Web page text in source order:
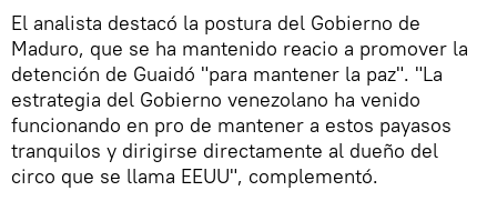
El analista destacó la postura del Gobierno de
Maduro, que se ha mantenido reacio a promover la
detención de Guaidó "para mantener la paz". "La
estrategia del Gobierno venezolano ha venido
funcionando en pro de mantener a estos payasos
tranquilos y dirigirse directamente al dueño del
circo que se llama EEUU", complementó.